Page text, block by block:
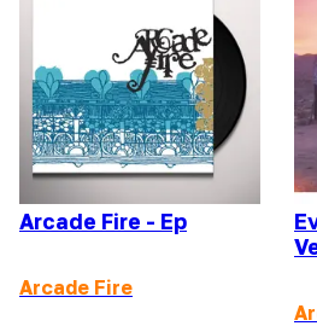
Arcade Fire - Ep
Arcade Fire